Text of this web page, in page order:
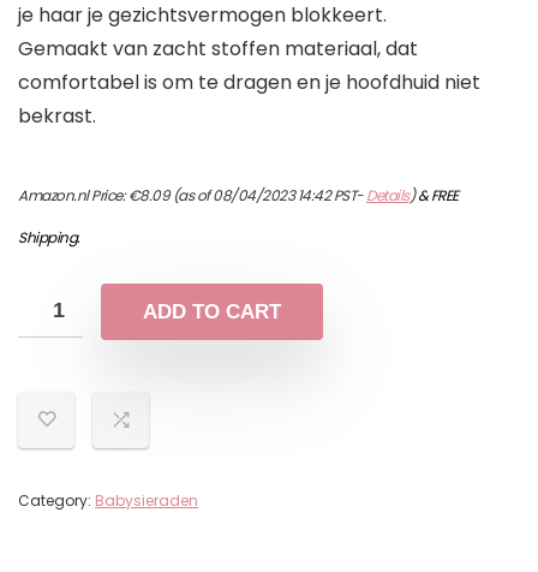
je haar je gezichtsvermogen blokkeert.
Gemaakt van zacht stoffen materiaal, dat
comfortabel is om te dragen en je hoofdhuid niet
bekrast.
Amazon.nl Price:€8.09(as of 08/04/2023 14:42 PST-Details)&FREE
Shipping.
ADD TO CART
Category: Babysieraden